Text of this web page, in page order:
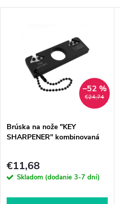
€24,74
–52 %
Brúska na nože "KEY
SHARPENER" kombinovaná
€11,68
Skladom (dodanie 3-7 dní)